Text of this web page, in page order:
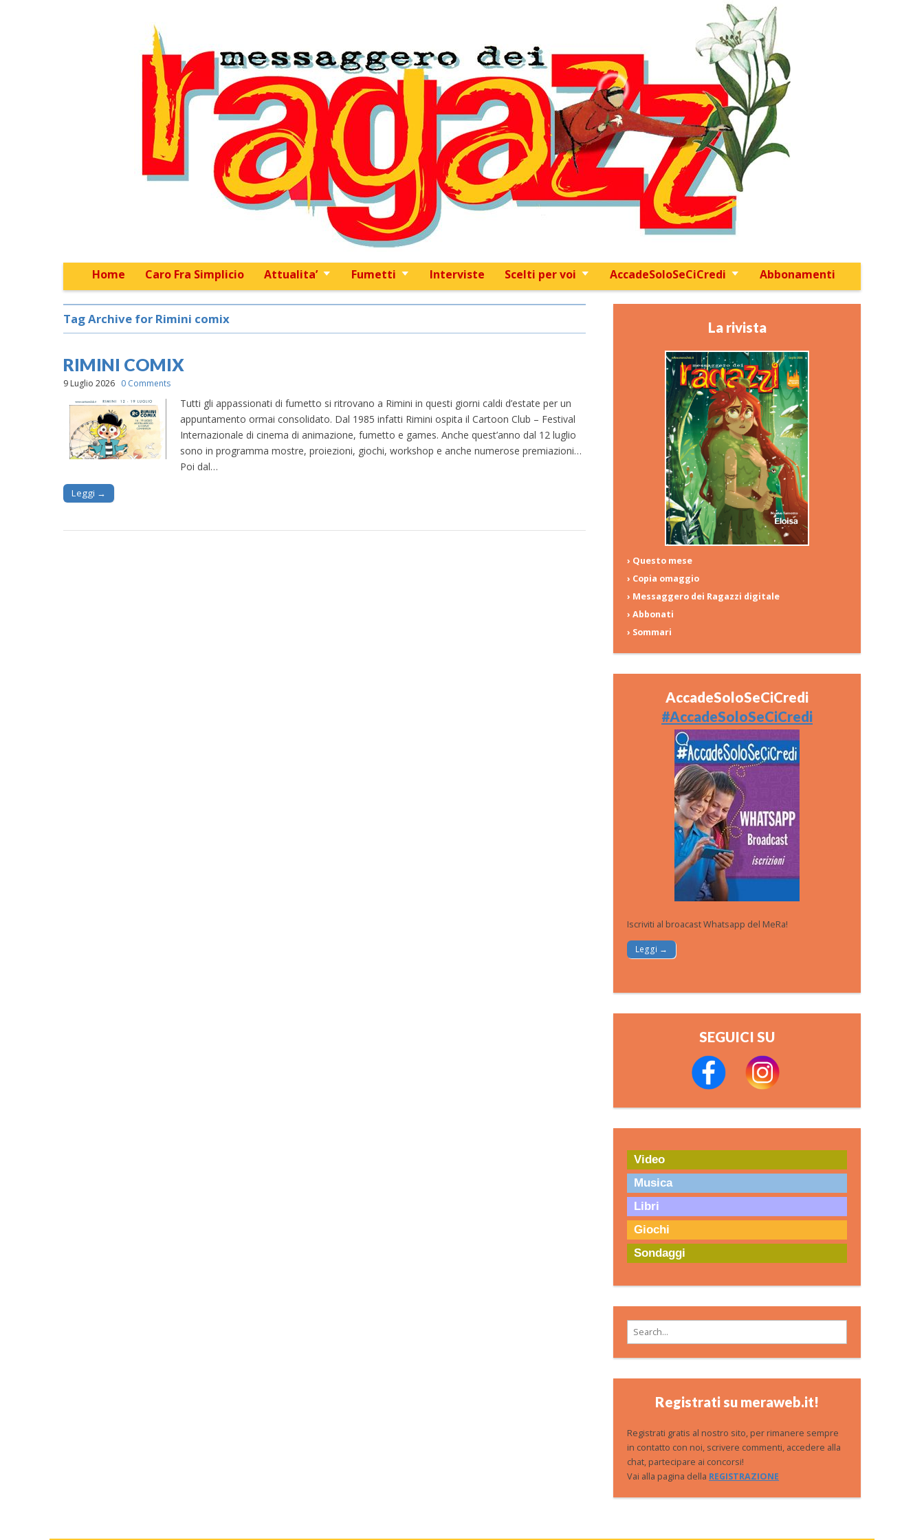
Skip to content
Home Caro Fra Simplicio Attualita’ Fumetti Interviste Scelti per voi AccadeSoloSeCiCredi Abbonamenti
Sub menu
Tag Archive for Rimini comix
RIMINI COMIX
9 Luglio 2026 0 Comments
Tutti gli appassionati di fumetto si ritrovano a Rimini in questi giorni caldi d’estate per un
appuntamento ormai consolidato. Dal 1985 infatti Rimini ospita il Cartoon Club – Festival
Internazionale di cinema di animazione, fumetto e games. Anche quest’anno dal 12 luglio
sono in programma mostre, proiezioni, giochi, workshop e anche numerose premiazioni…
Poi dal…
Leggi →
La rivista
› Questo mese
› Copia omaggio
› Messaggero dei Ragazzi digitale
› Abbonati
› Sommari
AccadeSoloSeCiCredi
#AccadeSoloSeCiCredi
Iscriviti al broacast Whatsapp del MeRa!
Leggi →
SEGUICI SU
Video
Musica
Libri
Giochi
Sondaggi
Search for:
Registrati su meraweb.it!
Registrati gratis al nostro sito, per rimanere sempre
in contatto con noi, scrivere commenti, accedere alla
chat, partecipare ai concorsi!
Vai alla pagina della REGISTRAZIONE